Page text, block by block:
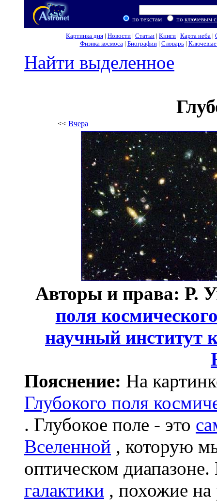
по текстам по ключевым
Картинка дня | Новости | Статьи | Книги | Карта неба |
Физика космоса| Биографии| Словарь| Ключевые
Найти выделенное
<< Вчера
Авторы и права: Р.
поля
научный институт
Пояснение: На
Глубокого поля
. Глубокое поле - это
Вселенной , которую
оптическом
галактики , похожие на